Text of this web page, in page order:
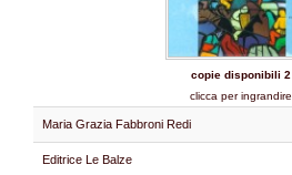
copie disponibili 2
clicca per ingrandire
Maria Grazia Fabbroni Redi
Editrice Le Balze